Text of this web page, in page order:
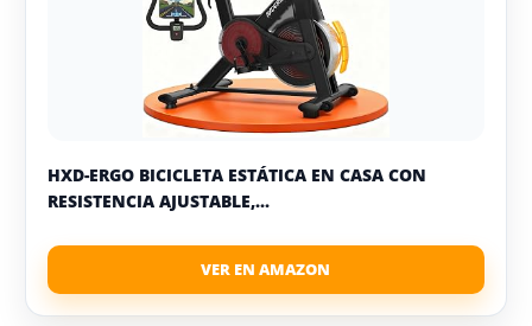
HXD-ERGO BICICLETA ESTÁTICA EN CASA CON
RESISTENCIA AJUSTABLE,...